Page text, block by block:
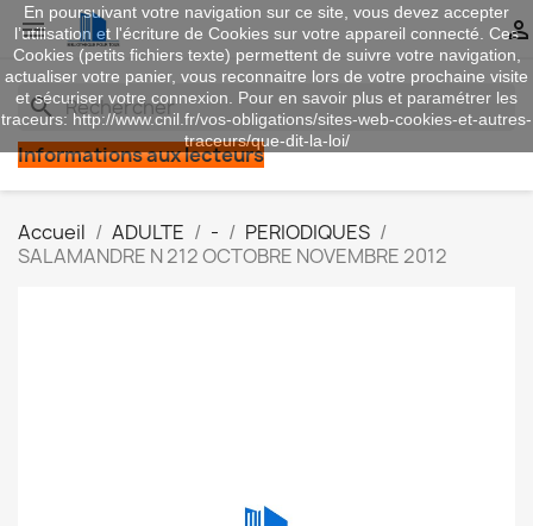
 
search
Informations aux lecteurs
Accueil ADULTE -
PERIODIQUES
SALAMANDRE N 212 OCTOBRE NOVEMBRE 2012
En poursuivant votre navigation sur ce site, vous devez accepter
l’utilisation et l'écriture de Cookies sur votre appareil connecté. Ces
Cookies (petits fichiers texte) permettent de suivre votre navigation,
actualiser votre panier, vous reconnaitre lors de votre prochaine visite
et sécuriser votre connexion. Pour en savoir plus et paramétrer les
traceurs: http://www.cnil.fr/vos-obligations/sites-web-cookies-et-autres-
traceurs/que-dit-la-loi/